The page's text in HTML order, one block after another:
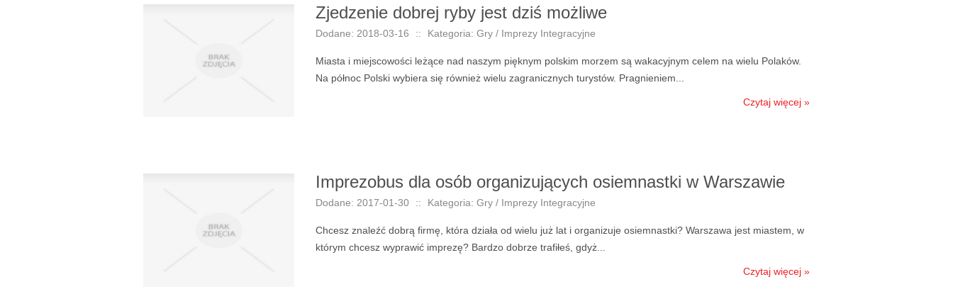
Zjedzenie dobrej ryby jest dziś możliwe
Dodane: 2018-03-16 :: Kategoria: Gry / Imprezy Integracyjne
Miasta i miejscowości leżące nad naszym pięknym polskim morzem są wakacyjnym celem na wielu Polaków.
Na północ Polski wybiera się również wielu zagranicznych turystów. Pragnieniem...
Czytaj więcej »
Imprezobus dla osób organizujących osiemnastki w Warszawie
Dodane: 2017-01-30 :: Kategoria: Gry / Imprezy Integracyjne
Chcesz znaleźć dobrą firmę, która działa od wielu już lat i organizuje osiemnastki? Warszawa jest miastem, w
którym chcesz wyprawić imprezę? Bardzo dobrze trafiłeś, gdyż...
Czytaj więcej »